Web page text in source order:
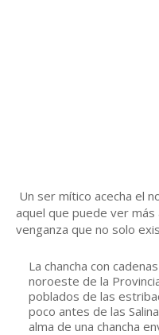
Un ser mítico acecha el
aquel que puede ver más
venganza que no solo
La chancha con
noroeste de la
poblados de las
poco antes de las
alma de una chancha